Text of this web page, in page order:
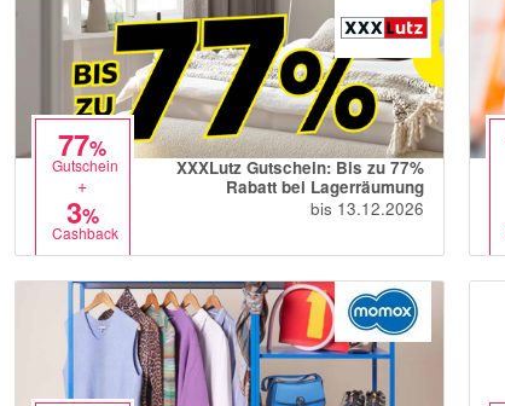
77%
Gutschein
+
3%
Cashback
XXXLutz Gutschein: Bis zu 77%
Rabatt bei Lagerräumung
bis 13.12.2026